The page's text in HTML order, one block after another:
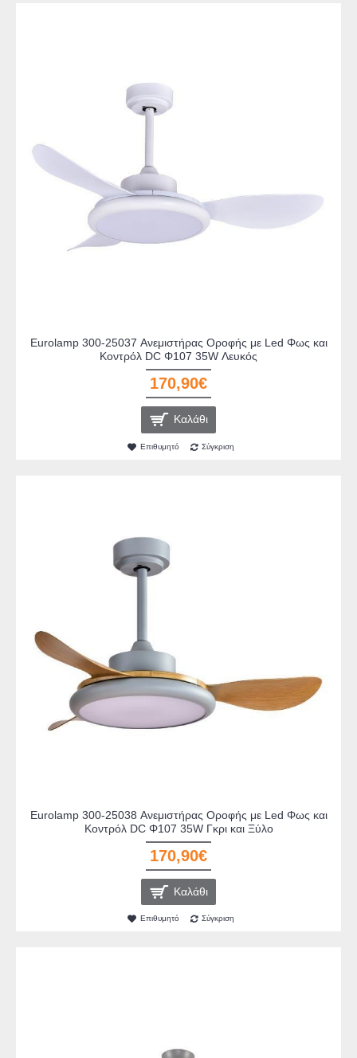
Eurolamp 300-25037 Ανεμιστήρας Οροφής με Led Φως και
Κοντρόλ DC Φ107 35W Λευκός
170,90€
Καλάθι
Επιθυμητό Σύγκριση
Eurolamp 300-25038 Ανεμιστήρας Οροφής με Led Φως και
Κοντρόλ DC Φ107 35W Γκρι και Ξύλο
170,90€
Καλάθι
Επιθυμητό Σύγκριση